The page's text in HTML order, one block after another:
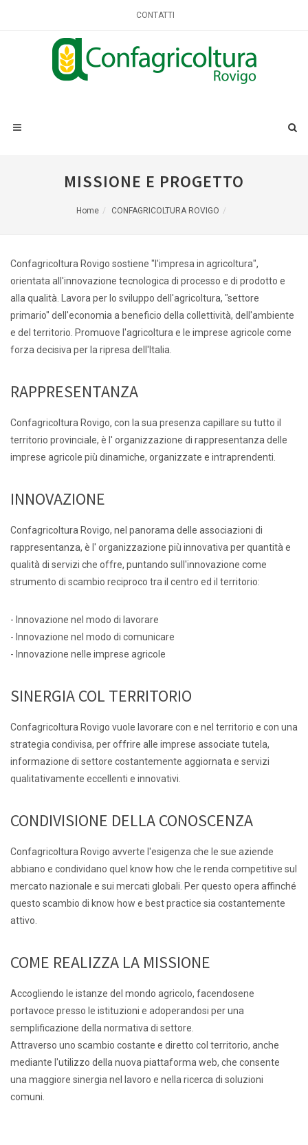
CONTATTI
MISSIONE E PROGETTO
Home CONFAGRICOLTURA ROVIGO
Confagricoltura Rovigo sostiene "l'impresa in agricoltura",
orientata all'innovazione tecnologica di processo e di prodotto e
alla qualità. Lavora per lo sviluppo dell'agricoltura, "settore
primario" dell'economia a beneficio della collettività, dell'ambiente
e del territorio. Promuove l'agricoltura e le imprese agricole come
forza decisiva per la ripresa dell'Italia.
RAPPRESENTANZA
Confagricoltura Rovigo, con la sua presenza capillare su tutto il
territorio provinciale, è l' organizzazione di rappresentanza delle
imprese agricole più dinamiche, organizzate e intraprendenti.
INNOVAZIONE
Confagricoltura Rovigo, nel panorama delle associazioni di
rappresentanza, è l' organizzazione più innovativa per quantità e
qualità di servizi che offre, puntando sull'innovazione come
strumento di scambio reciproco tra il centro ed il territorio:
- Innovazione nel modo di lavorare
- Innovazione nel modo di comunicare
- Innovazione nelle imprese agricole
SINERGIA COL TERRITORIO
Confagricoltura Rovigo vuole lavorare con e nel territorio e con una
strategia condivisa, per offrire alle imprese associate tutela,
informazione di settore costantemente aggiornata e servizi
qualitativamente eccellenti e innovativi.
CONDIVISIONE DELLA CONOSCENZA
Confagricoltura Rovigo avverte l'esigenza che le sue aziende
abbiano e condividano quel know how che le renda competitive sul
mercato nazionale e sui mercati globali. Per questo opera affinché
questo scambio di know how e best practice sia costantemente
attivo.
COME REALIZZA LA MISSIONE
Accogliendo le istanze del mondo agricolo, facendosene
portavoce presso le istituzioni e adoperandosi per una
semplificazione della normativa di settore.
Attraverso uno scambio costante e diretto col territorio, anche
mediante l'utilizzo della nuova piattaforma web, che consente
una maggiore sinergia nel lavoro e nella ricerca di soluzioni
comuni.